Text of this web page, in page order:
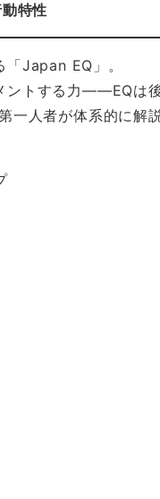
特性
Japan EQ」。
トする力——EQは
一人者が体系的に解説